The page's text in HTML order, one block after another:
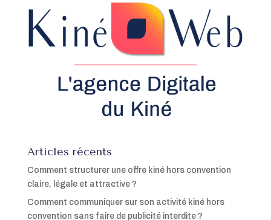
Articles récents
Comment structurer une offre kiné hors convention
claire, légale et attractive ?
Comment communiquer sur son activité kiné hors
convention sans faire de publicité interdite ?